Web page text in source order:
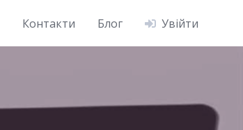
Контакти Блог Увійти